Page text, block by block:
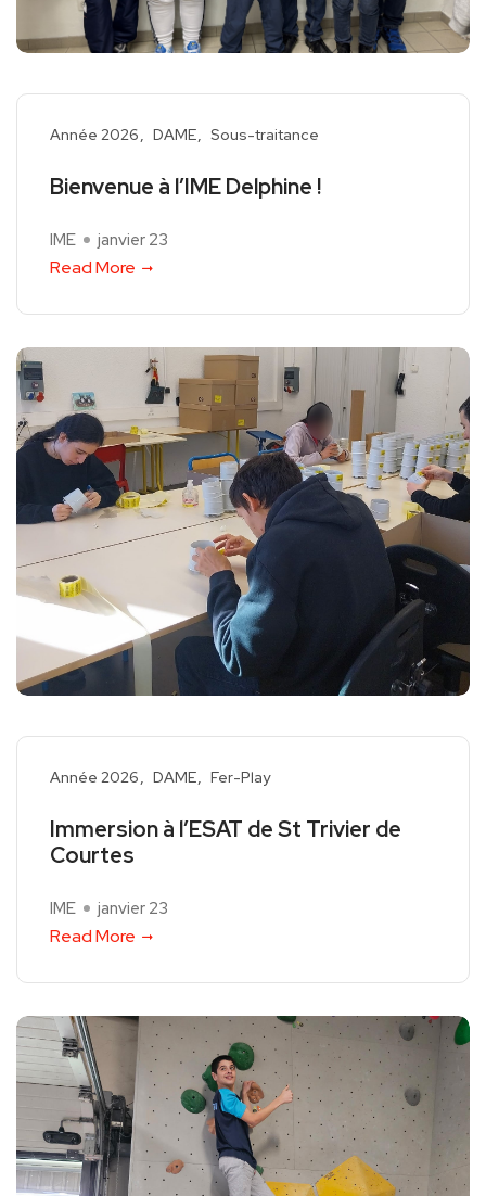
Année 2026 DAME Sous-traitance
Bienvenue à l’IME Delphine !
IME janvier 23
Read More
Année 2026 DAME Fer-Play
Immersion à l’ESAT de St Trivier de
Courtes
IME janvier 23
Read More